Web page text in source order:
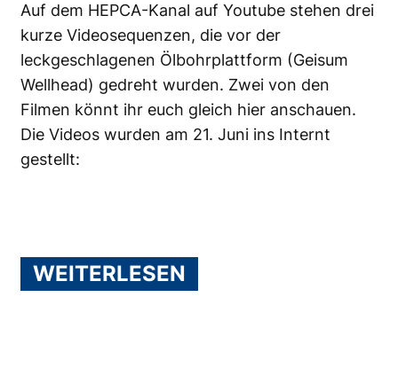
Auf dem HEPCA-Kanal auf Youtube stehen drei
kurze Videosequenzen, die vor der
leckgeschlagenen Ölbohrplattform (Geisum
Wellhead) gedreht wurden. Zwei von den
Filmen könnt ihr euch gleich hier anschauen.
Die Videos wurden am 21. Juni ins Internt
gestellt:
WEITERLESEN